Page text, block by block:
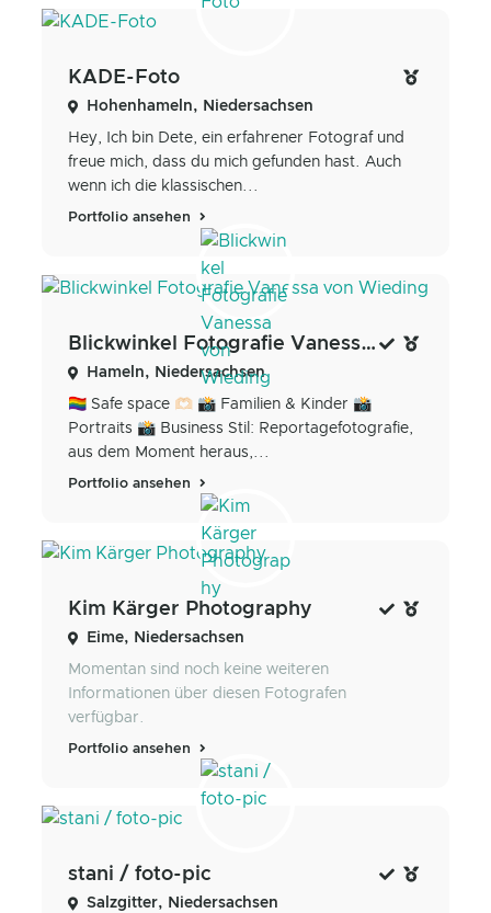
KADE-Foto
Hohenhameln, Niedersachsen
Hey, Ich bin Dete, ein erfahrener Fotograf und
freue mich, dass du mich gefunden hast. Auch
wenn ich die klassischen...
Portfolio ansehen
Blickwinkel Fotografie Vanessa von Wieding
Hameln, Niedersachsen
🏳️‍🌈 Safe space 🫶🏻 📸 Familien & Kinder 📸
Portraits 📸 Business Stil: Reportagefotografie,
aus dem Moment heraus,...
Portfolio ansehen
Kim Kärger Photography
Eime, Niedersachsen
Momentan sind noch keine weiteren
Informationen über diesen Fotografen
verfügbar.
Portfolio ansehen
stani / foto-pic
Salzgitter, Niedersachsen